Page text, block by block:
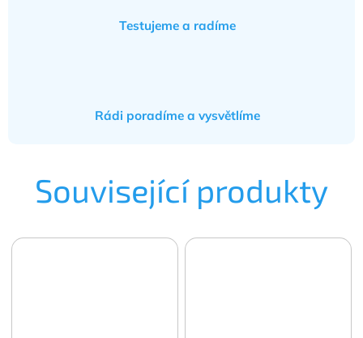
Testujeme a radíme
Rádi poradíme a vysvětlíme
Související produkty